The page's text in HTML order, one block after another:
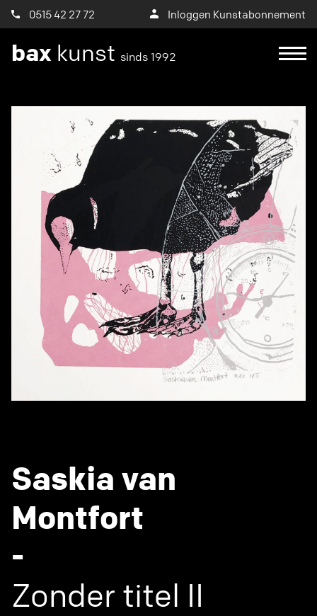
0515 42 27 72 Inloggen Kunstabonnement
bax kunst sinds 1992
Saskia van
Montfort
-
Zonder titel II